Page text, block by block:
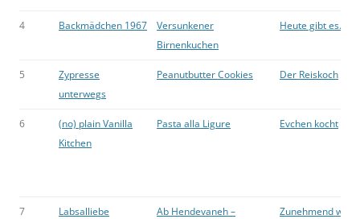
4 Backmädchen 1967
Versunkener
Birnenkuchen
Heute gibt es…
5
Zypresse
unterwegs
Peanutbutter Cookies Der Reiskoch
6
(no) plain Vanilla
Kitchen
Pasta alla Ligure Evchen kocht
7 Labsalliebe Ab Hendevaneh – Zunehmend wild